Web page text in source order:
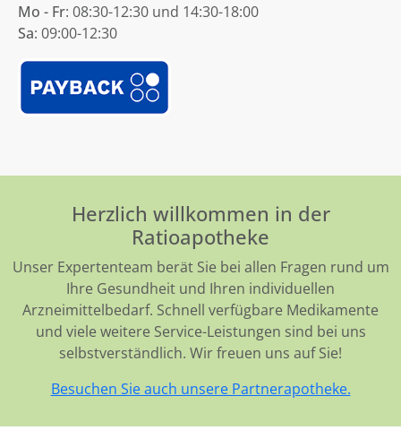
Mo - Fr: 08:30-12:30 und 14:30-18:00
Sa: 09:00-12:30
Herzlich willkommen in der
Ratioapotheke
Unser Expertenteam berät Sie bei allen Fragen rund um
Ihre Gesundheit und Ihren individuellen
Arzneimittelbedarf. Schnell verfügbare Medikamente
und viele weitere Service-Leistungen sind bei uns
selbstverständlich. Wir freuen uns auf Sie!
Besuchen Sie auch unsere Partnerapotheke.